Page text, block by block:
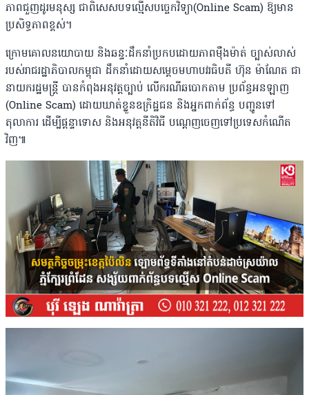
ភាពជួញដូរមនុស្ស ជាពិសេសបទល្មើសបច្ចេកវិទ្យា(Online Scam) ឱ្យមាន
ប្រសិទ្ធភាពខ្ពស់។
ក្រោមគោលនយោបាយ និងឆន្ទៈដឹកនាំប្រកបដោយភាពម៉ឺងម៉ាត់ ច្បាស់លាស់
របស់រាជរដ្ឋាភិបាលកម្ពុជា ដឹកនាំដោយសម្ដេចមហាបវរធិបតី ហ៊ុន ម៉ាណែត ជា
នាយករដ្ឋមន្ត្រី បានកំពុងអនុវត្តច្បាប់ លើករណីឆបោកតាម ប្រព័ន្ធអនឡាញ
(Online Scam) ដោយឃាត់ខ្លួនឧក្រិដ្ឋជន និងអ្នកពាក់ព័ន្ធ បញ្ជូនទៅ
តុលាការ ដើម្បីផ្ដន្ទាទោស និងអនុវត្តនីតិវិធី បណ្ដេញចេញទៅប្រទេសកំណើត
វិញ៕